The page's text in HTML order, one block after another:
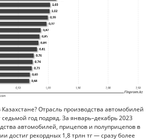
Казахстане? Отрасль производства автомобилей
седьмой год подряд. За январь–декабрь 2023
автомобилей, прицепов и полуприцепов в
достиг рекордных 1,8 трлн тг — сразу более